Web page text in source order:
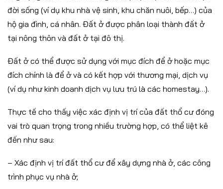
đời sống (ví dụ khu nhà vệ sinh, khu chăn nuôi, bếp…) của
hộ gia đình, cá nhân. Đất ở được phân loại thành đất ở
tại nông thôn và đất ở tại đô thị.
Đất ở có thể được sử dụng với mục đích để ở hoặc mục
đích chính là để ở và có kết hợp với thương mại, dịch vụ
(ví dụ như kinh doanh dịch vụ lưu trú là các homestay…).
Thực tế cho thấy việc xác định vị trí của đất thổ cư đóng
vai trò quan trọng trong nhiều trường hợp, có thể liệt kê
đến như sau:
– Xác định vị trí đất thổ cư để xây dựng nhà ở, các công
trình phục vụ nhà ở;